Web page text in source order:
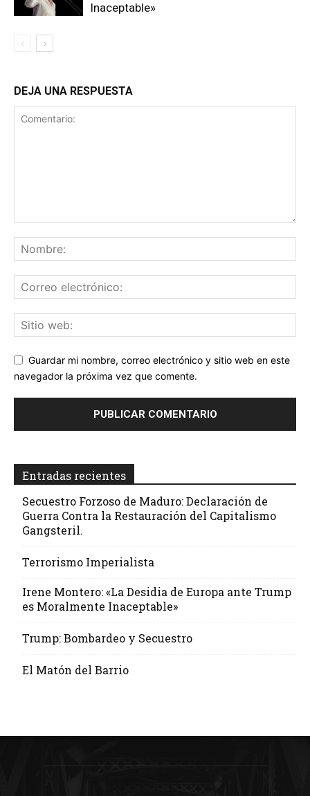
Inaceptable»
DEJA UNA RESPUESTA
Guardar mi nombre, correo electrónico y sitio web en este
navegador la próxima vez que comente.
Entradas recientes
Secuestro Forzoso de Maduro: Declaración de
Guerra Contra la Restauración del Capitalismo
Gangsteril.
Terrorismo Imperialista
Irene Montero: «La Desidia de Europa ante Trump
es Moralmente Inaceptable»
Trump: Bombardeo y Secuestro
El Matón del Barrio